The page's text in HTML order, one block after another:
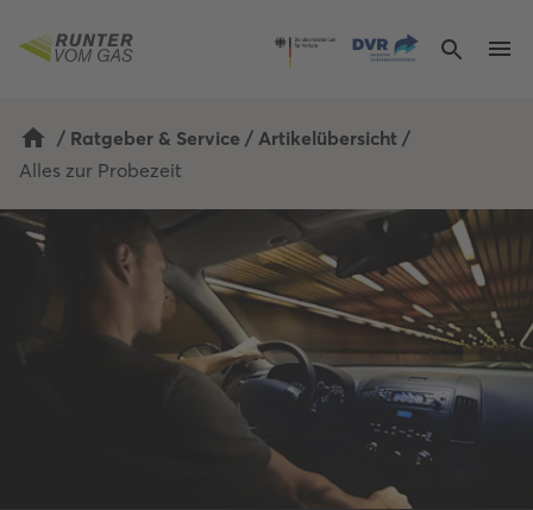
/ Ratgeber & Service / Artikelübersicht /
Alles zur Probezeit